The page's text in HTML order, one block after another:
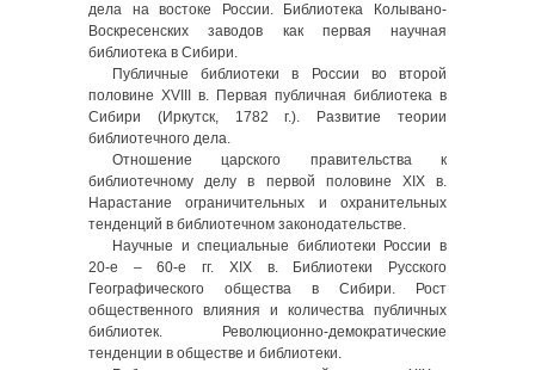
дела на востоке России. Библиотека Колывано-
Воскресенских заводов как первая научная
библиотека в Сибири.
Публичные библиотеки в России во второй
половине XVIII в. Первая публичная библиотека в
Сибири (Иркутск, 1782 г.). Развитие теории
библиотечного дела.
Отношение царского правительства к
библиотечному делу в первой половине XIX в.
Нарастание ограничительных и охранительных
тенденций в библиотечном законодательстве.
Научные и специальные библиотеки России в
20-е – 60-е гг. XIX в. Библиотеки Русского
Географического общества в Сибири. Рост
общественного влияния и количества публичных
библиотек. Революционно-демократические
тенденции в обществе и библиотеки.